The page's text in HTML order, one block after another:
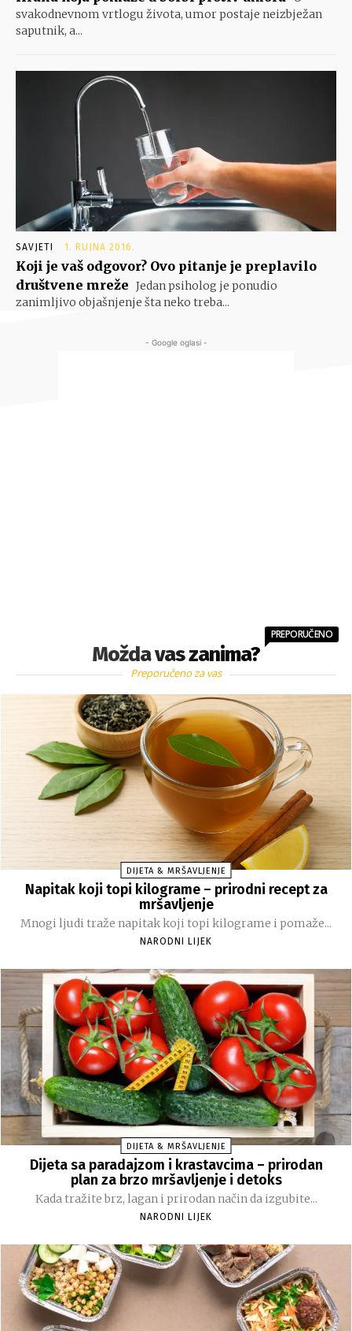
svakodnevnom vrtlogu života, umor postaje neizbježan
saputnik, a...
SAVJETI 1. RUJNA 2016.
Koji je vaš odgovor? Ovo pitanje je preplavilo
društvene mreže Jedan psiholog je ponudio
zanimljivo objašnjenje šta neko treba...
- Google oglasi -
Možda vas zanima?
PREPORUČENO
Preporučeno za vas
DIJETA & MRŠAVLJENJE
Napitak koji topi kilograme – prirodni recept za
mršavljenje
Mnogi ljudi traže napitak koji topi kilograme i pomaže...
NARODNI LIJEK
DIJETA & MRŠAVLJENJE
Dijeta sa paradajzom i krastavcima – prirodan
plan za brzo mršavljenje i detoks
Kada tražite brz, lagan i prirodan način da izgubite...
NARODNI LIJEK